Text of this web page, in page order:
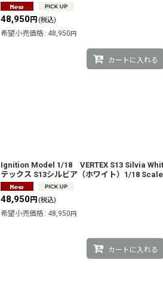
48,950円 (税込)
希望小売価格 : 48,950円
カートに入れる
Ignition Model 1/18 VERTEX S13 Silvia
テックス S13シルビア（ホワイト）1/18 Scale
48,950円 (税込)
希望小売価格 : 48,950円
カートに入れる